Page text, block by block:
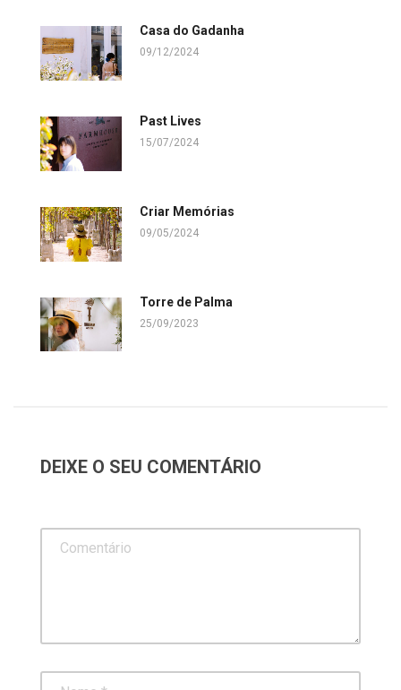
Casa do Gadanha
09/12/2024
Past Lives
15/07/2024
Criar Memórias
09/05/2024
Torre de Palma
25/09/2023
DEIXE O SEU COMENTÁRIO